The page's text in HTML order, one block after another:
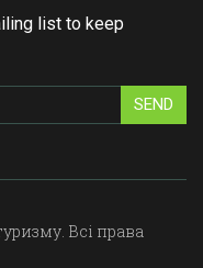
list to keep
SEND
Всі права